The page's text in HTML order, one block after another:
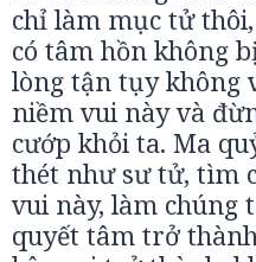
chỉ làm mục tử
có tâm hồn không
lòng tận tụy không
niềm vui này và
cướp khỏi ta. Ma
thét như sư tử, tìm
vui này, làm chúng
quyết tâm trở